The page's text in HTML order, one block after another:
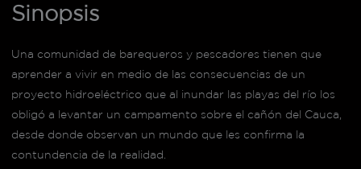
Sinopsis
Una comunidad de barequeros y pescadores tienen que
aprender a vivir en medio de las consecuencias de un
proyecto hidroeléctrico que al inundar las playas del río los
obligó a levantar un campamento sobre el cañón del Cauca,
desde donde observan un mundo que les confirma la
contundencia de la realidad.